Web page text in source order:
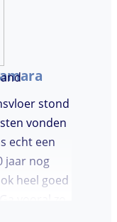
stond
vonden
echt een
jaar nog
heel goed
vooral zo